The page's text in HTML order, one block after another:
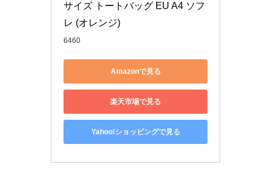
サイズ トートバッグ EU A4 ソフ
レ (オレンジ)
6460
Amazonで見る
楽天市場で見る
Yahoo!ショッピングで見る